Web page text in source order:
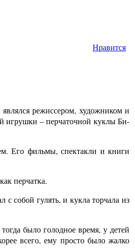
Нравится
режиссером, художником и
игрушки – перчаточной куклы Би-
Его фильмы, спектакли и книги
перчатка.
собой гулять, и кукла торчала из
было голодное время, у детей
всего, ему просто было жалко